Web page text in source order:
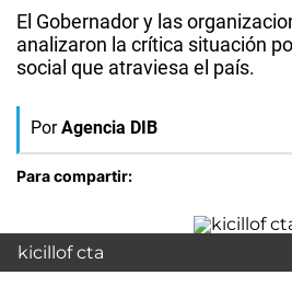
El Gobernador y las
analizaron la crítica situación
social que atraviesa el país.
Por Agencia DIB
Para compartir:
kicillof cta